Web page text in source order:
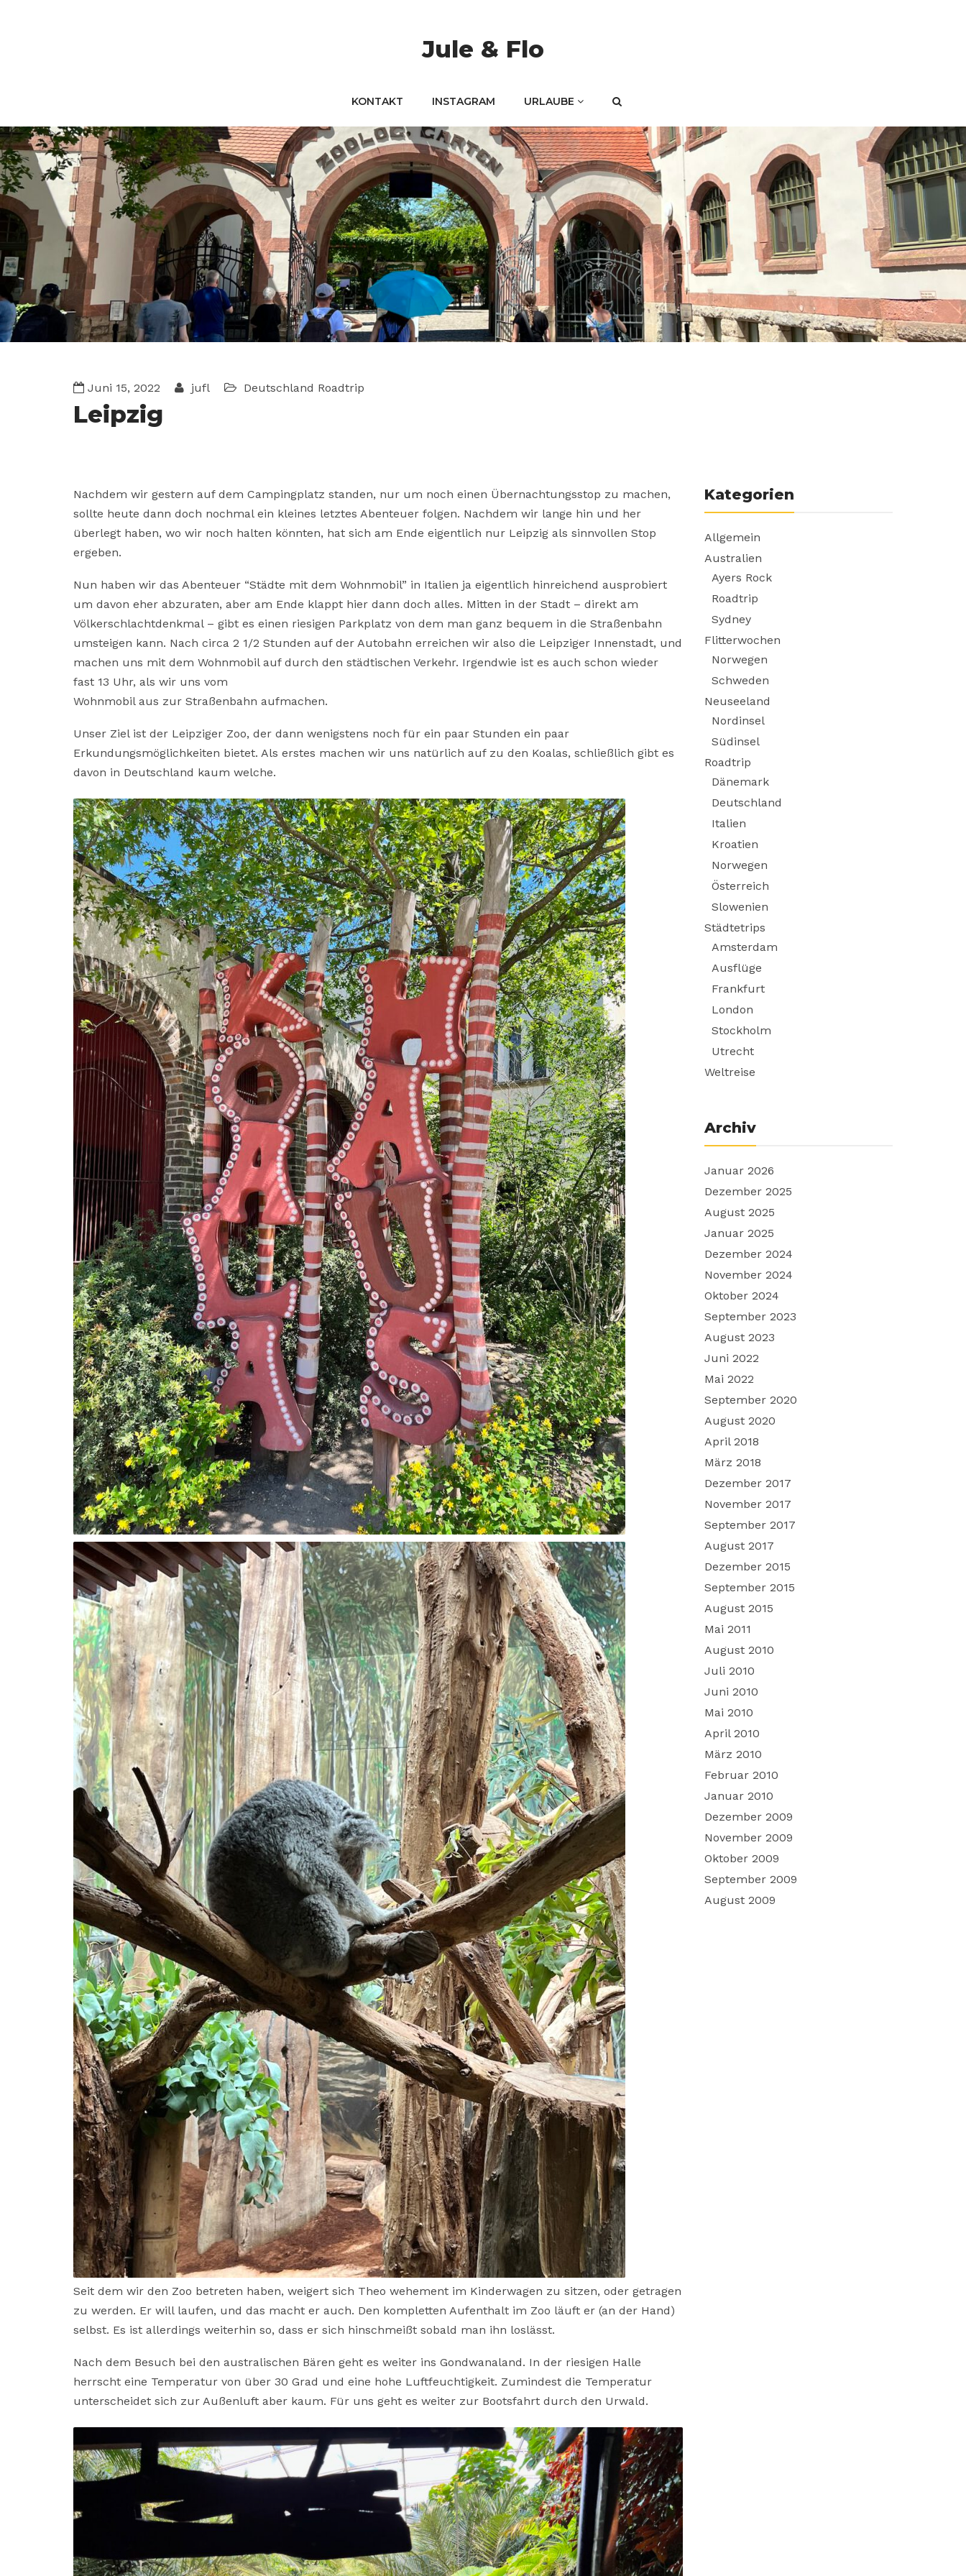
Jule & Flo
KONTAKT INSTAGRAM URLAUBE
Juni 15, 2022 jufl Deutschland Roadtrip
Leipzig
Nachdem wir gestern auf dem Campingplatz standen, nur um noch einen Übernachtungsstop zu machen,
sollte heute dann doch nochmal ein kleines letztes Abenteuer folgen. Nachdem wir lange hin und her
überlegt haben, wo wir noch halten könnten, hat sich am Ende eigentlich nur Leipzig als sinnvollen Stop
ergeben.
Nun haben wir das Abenteuer “Städte mit dem Wohnmobil” in Italien ja eigentlich hinreichend ausprobiert
um davon eher abzuraten, aber am Ende klappt hier dann doch alles. Mitten in der Stadt – direkt am
Völkerschlachtdenkmal – gibt es einen riesigen Parkplatz von dem man ganz bequem in die Straßenbahn
umsteigen kann. Nach circa 2 1/2 Stunden auf der Autobahn erreichen wir also die Leipziger Innenstadt, und
machen uns mit dem Wohnmobil auf durch den städtischen Verkehr. Irgendwie ist es auch schon wieder
fast 13 Uhr, als wir uns vom
Wohnmobil aus zur Straßenbahn aufmachen.
Unser Ziel ist der Leipziger Zoo, der dann wenigstens noch für ein paar Stunden ein paar
Erkundungsmöglichkeiten bietet. Als erstes machen wir uns natürlich auf zu den Koalas, schließlich gibt es
davon in Deutschland kaum welche.
Seit dem wir den Zoo betreten haben, weigert sich Theo wehement im Kinderwagen zu sitzen, oder getragen
zu werden. Er will laufen, und das macht er auch. Den kompletten Aufenthalt im Zoo läuft er (an der Hand)
selbst. Es ist allerdings weiterhin so, dass er sich hinschmeißt sobald man ihn loslässt.
Nach dem Besuch bei den australischen Bären geht es weiter ins Gondwanaland. In der riesigen Halle
herrscht eine Temperatur von über 30 Grad und eine hohe Luftfeuchtigkeit. Zumindest die Temperatur
unterscheidet sich zur Außenluft aber kaum. Für uns geht es weiter zur Bootsfahrt durch den Urwald.
Kategorien
Allgemein
Australien
Ayers Rock
Roadtrip
Sydney
Flitterwochen
Norwegen
Schweden
Neuseeland
Nordinsel
Südinsel
Roadtrip
Dänemark
Deutschland
Italien
Kroatien
Norwegen
Österreich
Slowenien
Städtetrips
Amsterdam
Ausflüge
Frankfurt
London
Stockholm
Utrecht
Weltreise
Archiv
Januar 2026
Dezember 2025
August 2025
Januar 2025
Dezember 2024
November 2024
Oktober 2024
September 2023
August 2023
Juni 2022
Mai 2022
September 2020
August 2020
April 2018
März 2018
Dezember 2017
November 2017
September 2017
August 2017
Dezember 2015
September 2015
August 2015
Mai 2011
August 2010
Juli 2010
Juni 2010
Mai 2010
April 2010
März 2010
Februar 2010
Januar 2010
Dezember 2009
November 2009
Oktober 2009
September 2009
August 2009